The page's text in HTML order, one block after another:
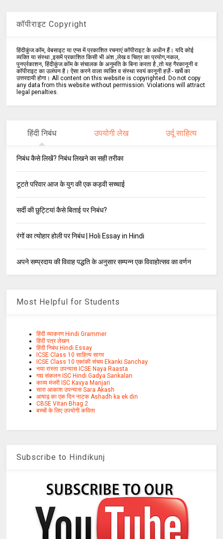
कॉपीराइट Copyright
हिंदीकुंज.कॉम, वेबसाइट या एप्स में प्रकाशित रचनाएं कॉपीराइट के अधीन हैं। यदि कोई
व्यक्ति या संस्था ,इसमें प्रकाशित किसी भी अंश ,लेख व चित्र का प्रयोग,नकल,
पुनर्प्रकाशन, हिंदीकुंज.कॉम के संचालक के अनुमति के बिना करता है ,तो यह गैरकानूनी व
कॉपीराइट का उलंघन है। ऐसा करने वाला व्यक्ति व संस्था स्वयं कानूनी हर्ज़े - खर्चे का
उत्तरदायी होगा। All content on this website is copyrighted. Do not copy
any data from this website without permission. Violations will attract
legal penalties.
हिंदी निबंध उपयोगी लेख उर्दू साहित्य
निबंध कैसे लिखें? निबंध लिखने का सही तरीका
टूटते परिवार आज के युग की एक कड़वी सच्चाई
सर्दी की छुट्टियां कैसे बिताई पर निबंध?
रंगों का त्योहार होली पर निबंध | Holi Essay in Hindi
अपने सम्प्रदाय की विवाह पद्धति के अनुसार सम्पन्न एक विवाहोत्सव का वर्णन
Most Helpful for Students
हिंदी व्याकरण Hindi Grammer
हिंदी पत्र लेखन
हिंदी निबंध Hindi Essay
ICSE Class 10 साहित्य सागर
ICSE Class 10 एकांकी संचय Ekanki Sanchay
नया रास्ता उपन्यास ICSE Naya Raasta
गद्य संकलन ISC Hindi Gadya Sankalan
काव्य मंजरी ISC Kavya Manjari
सारा आकाश उपन्यास Sara Akash
आषाढ़ का एक दिन नाटक Ashadh ka ek din
CBSE Vitan Bhag 2
बच्चों के लिए उपयोगी कविता
Subscribe to Hindikunj